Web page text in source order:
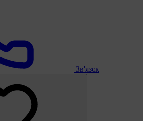
Зв'язок